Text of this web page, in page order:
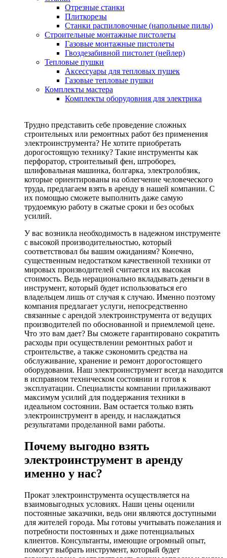
Отрезные станки
Плиткорезы
Станки распиловочные (напольные пилы)
Строительные монтажные пистолеты
Газовые монтажные пистолеты
Гвоздезабивной пистолет (нейлер)
Тепловые пушки
Аксессуары для тепловых пушек
Газовые тепловые пушки
Комплекты мастера
Комплекты оборудовния для электрика
Трудно представить себе проведение сложных
строительных или ремонтных работ без применения
электроинструмента? Не хотите приобретать
дорогостоящую технику? Такие инструменты как
перфоратор, строительный фен, штроборез,
шлифовальная машинка, болгарка, электролобзик,
которые ориентированы на облегчение человеческого
труда, предлагаем взять в аренду в нашей компании. С
их помощью сможете выполнить даже самую
трудоемкую работу в сжатые сроки и без особых
усилий.
У вас возникла необходимость в надежном инструменте
с высокой производительностью, который
соответствовал бы вашим ожиданиям? Конечно,
существенным недостатком качественной техники от
мировых производителей считается их высокая
стоимость. Ведь нерационально вкладывать деньги в
инструмент, который будет использоваться его
владельцем лишь от случая к случаю. Именно поэтому
компания предлагает услуги, непосредственно
связанные с арендой электроинструмента от ведущих
производителей по обоснованной и приемлемой цене.
Что это вам дает? Вы сможете гарантировано сократить
расходы при осуществлении ремонтных работ и
строительстве, а также сэкономить средства на
обслуживание, хранение и ремонт дорогостоящего
оборудования. Наш электроинструмент всегда находится
в исправном техническом состоянии и готов к
эксплуатации. Специалисты компании прилаживают
максимум усилий для поддержания техники в
идеальном состоянии. Вам остается только взять
электроинструмент в аренду, и наслаждаться
результатами проделанной вами работы.
Почему выгодно взять
электроинструмент в аренду
именно у нас?
Прокат электроинструмента осуществляется на
взаимовыгодных условиях. Наши цены оценили
постоянные заказчики, ведь они являются доступными
для жителей города. Мы готовы учитывать пожелания и
потребности постоянных и даже потенциальных
клиентов. Консультанты, имеющие огромный опыт,
помогут выбрать инструмент, который будет